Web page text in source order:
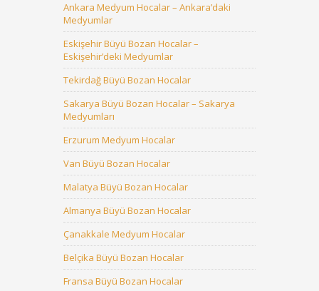
Ankara Medyum Hocalar – Ankara’daki
Medyumlar
Eskişehir Büyü Bozan Hocalar –
Eskişehir’deki Medyumlar
Tekirdağ Büyü Bozan Hocalar
Sakarya Büyü Bozan Hocalar – Sakarya
Medyumları
Erzurum Medyum Hocalar
Van Büyü Bozan Hocalar
Malatya Büyü Bozan Hocalar
Almanya Büyü Bozan Hocalar
Çanakkale Medyum Hocalar
Belçika Büyü Bozan Hocalar
Fransa Büyü Bozan Hocalar